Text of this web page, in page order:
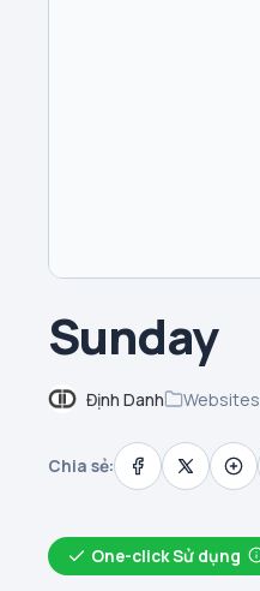
Sunday
Định Danh Websites
Chia sẻ:
One-click Sử dụng